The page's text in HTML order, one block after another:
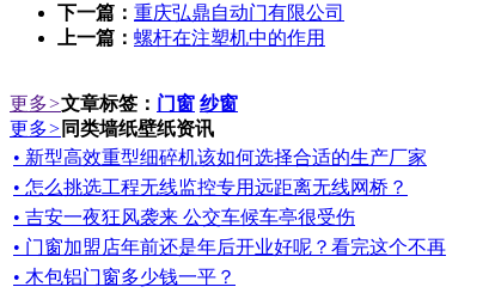
下一篇： 重庆弘鼎自动门有限公司
上一篇： 螺杆在注塑机中的作用
更多>文章标签： 门窗 纱窗
更多> 同类墙纸壁纸资讯
• 新型高效重型细碎机该如何选择合适的生产厂家
• 怎么挑选工程无线监控专用远距离无线网桥？
• 吉安一夜狂风袭来 公交车候车亭很受伤
• 门窗加盟店年前还是年后开业好呢？看完这个不再
• 木包铝门窗多少钱一平？